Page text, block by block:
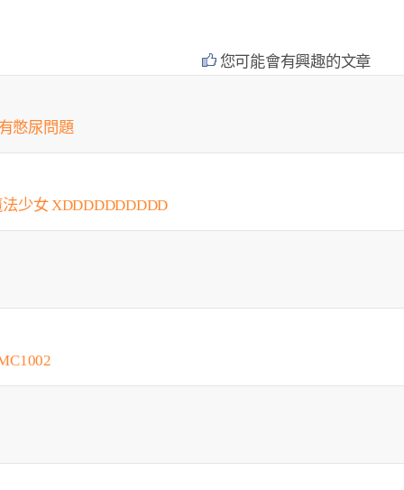
您可能會有興趣的文章
憋尿問題
少女 XDDDDDDDDDD